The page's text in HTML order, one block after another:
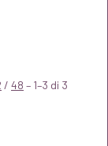
/ 48 – 1–3 di 3